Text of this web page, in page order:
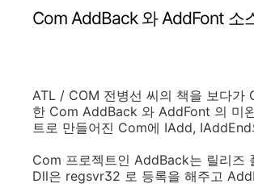
Com AddBack 와 AddFont 소
ATL / COM 전병선 씨의 책을 보다가
한 Com AddBack 와 AddFont 의 미
트로 만들어진 Com에 IAdd,
Com 프로젝트인 AddBack는 릴리즈
Dll은 regsvr32 로 등록을 해주고